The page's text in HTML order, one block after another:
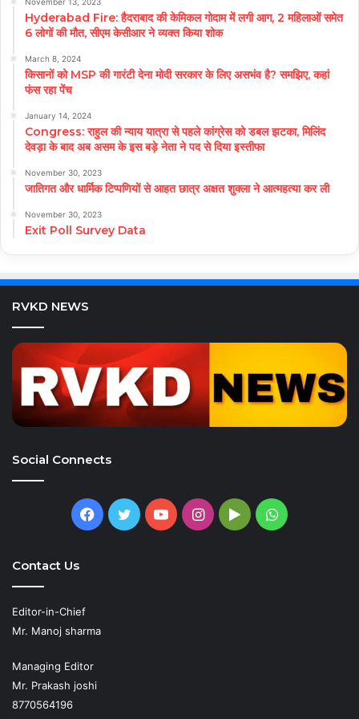
Hyderabad Fire: हैदराबाद की केमिकल गोदाम में लगी आग, 2 महिलाओं समेत
6 लोगों की मौत, सीएम केसीआर ने व्यक्त किया शोक
March 8, 2024
किसानों को MSP की गारंटी देना मोदी सरकार के लिए असभंव है? समझिए, कहां
फंस रहा पेंच
January 14, 2024
Congress: राहुल की न्याय यात्रा से पहले कांग्रेस को डबल झटका, मिलिंद
देवड़ा के बाद अब असम के इस बड़े नेता ने पद से दिया इस्तीफा
November 30, 2023
जातिगत और धार्मिक टिप्पणियों से आहत छात्र अक्षत शुक्ला ने आत्महत्या कर ली
November 30, 2023
Exit Poll Survey Data
RVKD NEWS
Social Connects
Facebook
TwitterYouTubeInstagram
GoogleWhatsApp
Contact Us
Editor-in-Chief
Mr. Manoj sharma
Managing Editor
Mr. Prakash joshi
8770564196